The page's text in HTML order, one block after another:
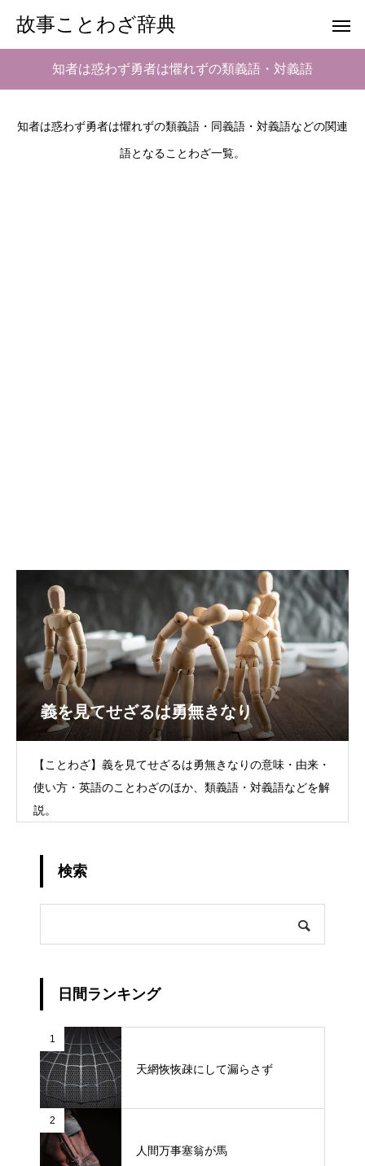
故事ことわざ辞典
知者は惑わず勇者は懼れずの類義語・対義語
知者は惑わず勇者は懼れずの類義語・同義語・対義語などの関連
語となることわざ一覧。
義を見てせざるは勇無きなり
【ことわざ】義を見てせざるは勇無きなりの意味・由来・
使い方・英語のことわざのほか、類義語・対義語などを解
説。
検索
日間ランキング
1
天網恢恢疎にして漏らさず
2
人間万事塞翁が馬